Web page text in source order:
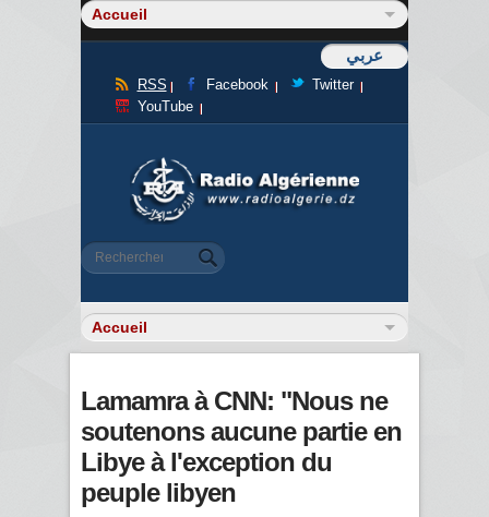
عربي
RSS Facebook
Twitter
YouTube
Formulaire de recherche
Rechercher
Lamamra à CNN: "Nous ne
soutenons aucune partie en
Libye à l'exception du
peuple libyen